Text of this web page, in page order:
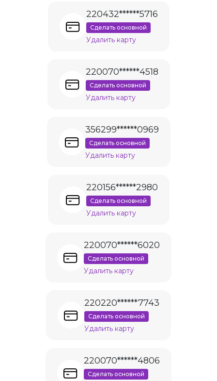
220432******5716
Сделать основной
Удалить карту
220070******4518
Сделать основной
Удалить карту
356299******0969
Сделать основной
Удалить карту
220156******2980
Сделать основной
Удалить карту
220070******6020
Сделать основной
Удалить карту
220220******7743
Сделать основной
Удалить карту
220070******4806
Сделать основной